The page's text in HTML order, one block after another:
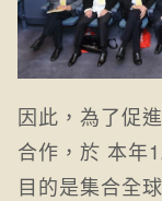
因此，為了促
合作，於 本年
目的是集合全